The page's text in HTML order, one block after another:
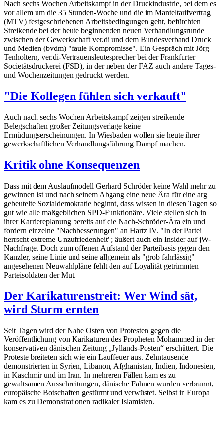
Nach sechs Wochen Arbeitskampf in der Druckindustrie, bei dem es
vor allem um die 35 Stunden-Woche und die im Manteltarifvertrag
(MTV) festgeschriebenen Arbeitsbedingungen geht, befürchten
Streikende bei der heute beginnenden neuen Verhandlungsrunde
zwischen der Gewerkschaft ver.di und dem Bundesverband Druck
und Medien (bvdm) "faule Kompromisse". Ein Gespräch mit Jörg
Tenholtern, ver.di-Vertrauensleutesprecher bei der Frankfurter
Societätsdruckerei (FSD), in der neben der FAZ auch andere Tages-
und Wochenzeitungen gedruckt werden.
"Die Kollegen fühlen sich verkauft"
Auch nach sechs Wochen Arbeitskampf zeigen streikende
Belegschaften großer Zeitungsverlage keine
Ermüdungserscheinungen. In Wiesbaden wollen sie heute ihrer
gewerkschaftlichen Verhandlungsführung Dampf machen.
Kritik ohne Konsequenzen
Dass mit dem Auslaufmodell Gerhard Schröder keine Wahl mehr zu
gewinnen ist und nach seinem Abgang eine neue Ära für eine arg
gebeutelte Sozialdemokratie beginnt, dass wissen in diesen Tagen so
gut wie alle maßgeblichen SPD-Funktionäre. Viele stellen sich in
ihrer Karriereplanung bereits auf die Nach-Schröder-Ära ein und
fordern einzelne "Nachbesserungen" an Hartz IV. "In der Partei
herrscht extreme Unzufriedenheit"; äußert auch ein Insider auf jW-
Nachfrage. Doch zum offenen Aufstand der Parteibasis gegen den
Kanzler, seine Linie und seine allgemein als "grob fahrlässig"
angesehenen Neuwahlpläne fehlt den auf Loyalität getrimmten
Parteisoldaten der Mut.
Der Karikaturenstreit: Wer Wind sät,
wird Sturm ernten
Seit Tagen wird der Nahe Osten von Protesten gegen die
Veröffentlichung von Karikaturen des Propheten Mohammed in der
konservativen dänischen Zeitung „Jyllands-Posten“ erschüttert. Die
Proteste breiteten sich wie ein Lauffeuer aus. Zehntausende
demonstrierten in Syrien, Libanon, Afghanistan, Indien, Indonesien,
in Kaschmir und im Iran. In mehreren Fällen kam es zu
gewaltsamen Ausschreitungen, dänische Fahnen wurden verbrannt,
europäische Botschaften gestürmt und verwüstet. Selbst in Europa
kam es zu Demonstrationen radikaler Islamisten.